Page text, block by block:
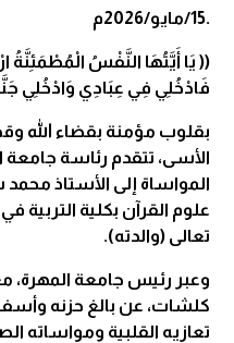
.15/مايو/2026م
(( يَا أَيَّتُهَا النَّفْسُ
فَادْخُلِي فِي عِبَادِي وَادْخُلِي
بقلوب مؤمنة بقضاء الله
الأسى، تتقدم رئاسة جامعة
المواساة إلى الأستاذ
علوم القرآن بكلية التربية
تعالى (والدته).
وعبر رئيس جامعة المهرة،
كلشات، عن بالغ حزنه
تعازيه القلبية ومواساته